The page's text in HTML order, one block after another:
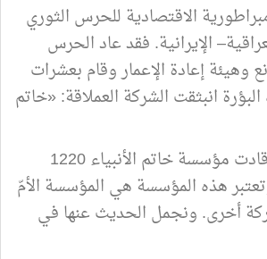
الاقتصادية للحرس الثوري
الإيرانية. فقد عاد الحرس
وهيئة إعادة الإعمار وقام بعشرات
انبثقت الشركة العملاقة: «خاتم
بين 1990 و 2007 قادت مؤسسة خاتم الأنبياء 1220
هذه المؤسسة هي المؤسسة الأمّ
تتبعها 812 شركة أخرى. ونجمل الحديث عنها في